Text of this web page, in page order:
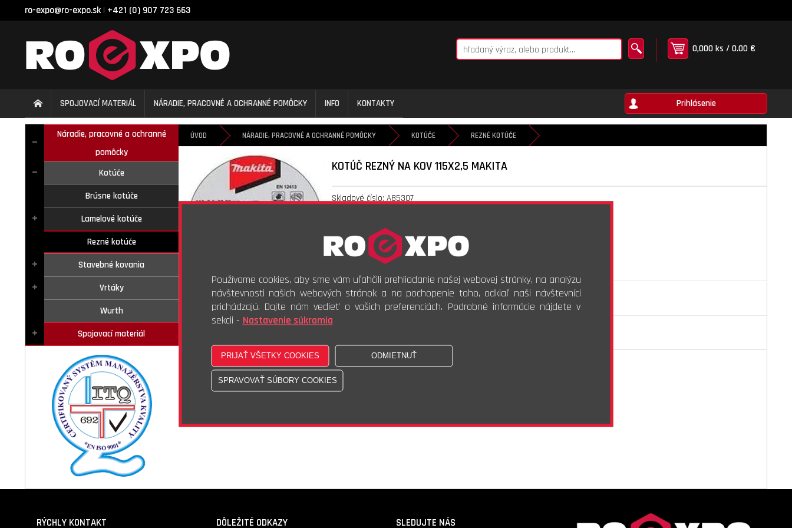
ro-expo@ro-expo.sk | +421 (0) 907 723 663
0,000 ks / 0.00 €
SPOJOVACÍ MATERIÁL NÁRADIE, PRACOVNÉ A OCHRANNÉ POMÔCKY INFO KONTAKTY Prihlásenie
Náradie, pracovné a ochranné
pomôcky
Kotúče
Brúsne kotúče
Lamelové kotúče
Rezné kotúče
Stavebné kovania
Vrtáky
Wurth
Spojovací materiál
ÚVOD NÁRADIE, PRACOVNÉ A OCHRANNÉ POMÔCKY KOTÚČE REZNÉ KOTÚČE
KOTÚČ REZNÝ NA KOV 115X2,5 MAKITA
Skladové číslo: A85307
s DPH
0,83 € bez DPH
Používame cookies, aby sme vám uľahčili prehliadanie našej webovej stránky, na analýzu
návštevnosti našich webových stránok a na pochopenie toho, odkiaľ naši návštevníci
prichádzajú. Dajte nám vedieť o vašich preferenciách. Podrobné informácie nájdete v
sekcii - Nastavenie súkromia
RÝCHLY KONTAKT DÔLEŽITÉ ODKAZY SLEDUJTE NÁS